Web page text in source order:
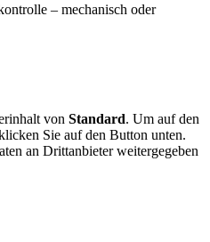
– mechanisch oder
von Standard. Um auf den
Sie auf den Button unten.
an Drittanbieter weitergegeben